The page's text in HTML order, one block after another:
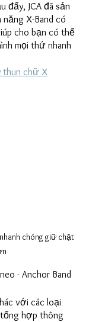
đấy, JCA đã sản
X-Band có
cho bạn có thể
mọi thứ nhanh
thun chữ X
chóng giữ chặt
- Anchor Band
với các loại
tổng hợp thông